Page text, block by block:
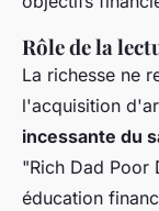
Rôle de la
La richesse ne
l'acquisition
incessante du
"Rich Dad Poor
éducation